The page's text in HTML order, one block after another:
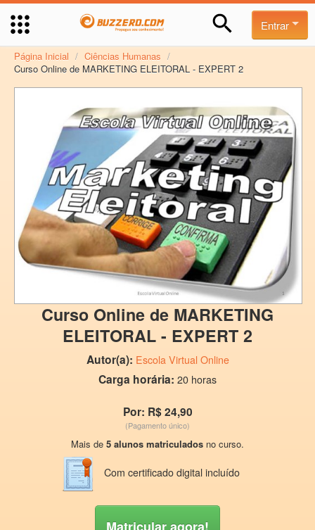
Entrar
Página Inicial / Ciências Humanas /
Curso Online de MARKETING ELEITORAL - EXPERT 2
Curso Online de MARKETING
ELEITORAL - EXPERT 2
Autor(a): Escola Virtual Online
Carga horária: 20 horas
Por: R$ 24,90
(Pagamento único)
Mais de 5 alunos matriculados no curso.
Com certificado digital incluído